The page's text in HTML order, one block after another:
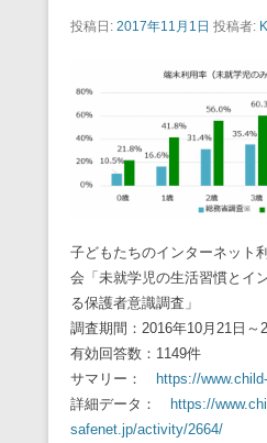
投稿日: 2017年11月1日 投稿者:
子どもたちのインターネット
会「未就学児の生活習慣とイ
る保護者意識調査」
調査期間：2016年10月21日～
有効回答数：1149件
サマリー：
https://
詳細データ：
https://
safenet.jp/activity/2664/